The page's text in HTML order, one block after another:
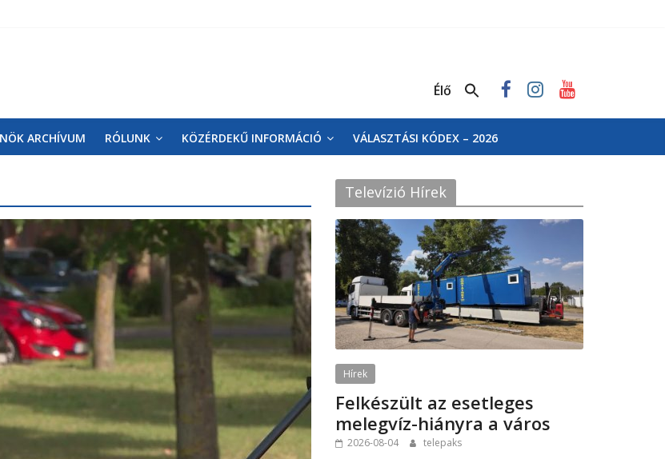
Élő
ARCHÍVUM RÓLUNK KÖZÉRDEKŰ INFORMÁCIÓ VÁLASZTÁSI KÓDEX – 2026
Televízió Hírek
Hírek
Felkészült az esetleges
melegvíz-hiányra a város
2026-08-04 telepaks